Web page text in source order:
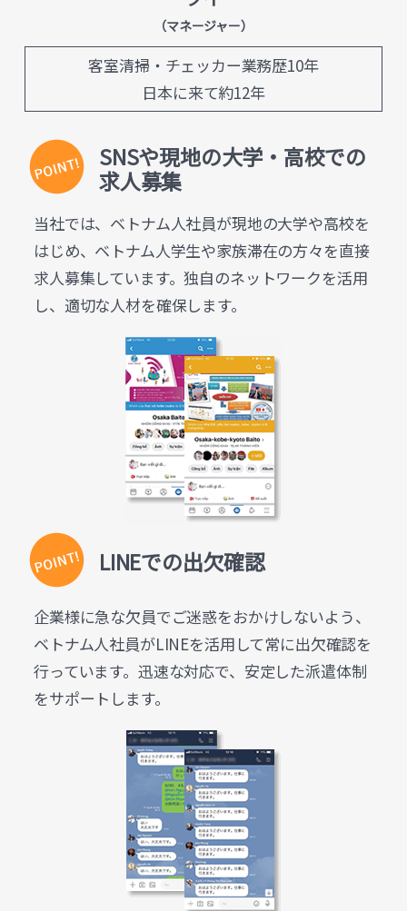
（マネージャー）
客室清掃・チェッカー業務歴10年
日本に来て約12年
SNSや現地の大学・高校での
求人募集
当社では、ベトナム人社員が現地の大学や高校を
はじめ、ベトナム人学生や家族滞在の方々を直接
求人募集しています。独自のネットワークを活用
し、適切な人材を確保します。
LINEでの出欠確認
企業様に急な欠員でご迷惑をおかけしないよう、
ベトナム人社員がLINEを活用して常に出欠確認を
行っています。迅速な対応で、安定した派遣体制
をサポートします。